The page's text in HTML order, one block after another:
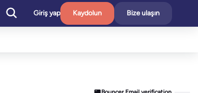
Giriş yap Kaydolun Bize ulaşın